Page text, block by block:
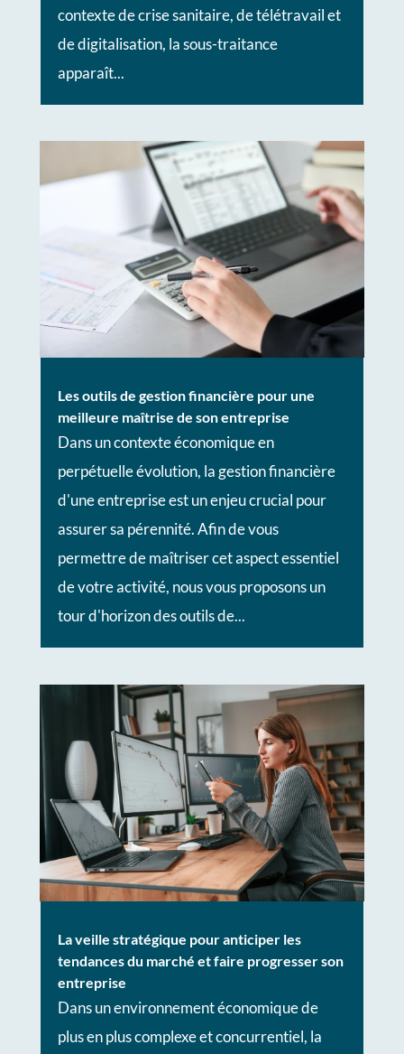
contexte de crise sanitaire, de télétravail et
de digitalisation, la sous-traitance
apparaît...
Les outils de gestion financière pour une
meilleure maîtrise de son entreprise
Dans un contexte économique en
perpétuelle évolution, la gestion financière
d'une entreprise est un enjeu crucial pour
assurer sa pérennité. Afin de vous
permettre de maîtriser cet aspect essentiel
de votre activité, nous vous proposons un
tour d'horizon des outils de...
La veille stratégique pour anticiper les
tendances du marché et faire progresser son
entreprise
Dans un environnement économique de
plus en plus complexe et concurrentiel, la